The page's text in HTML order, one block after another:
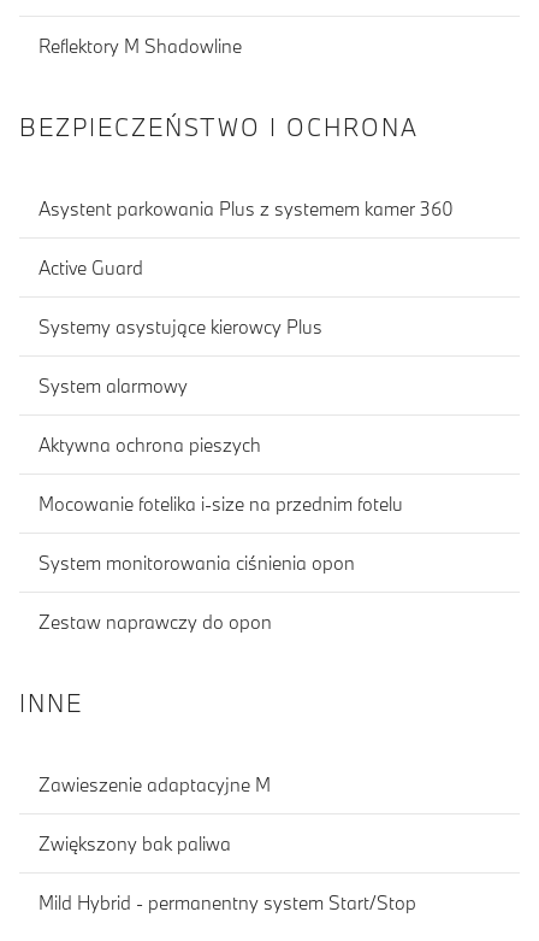
Reflektory M Shadowline
BEZPIECZEŃSTWO I OCHRONA
Asystent parkowania Plus z systemem kamer 360
Active Guard
Systemy asystujące kierowcy Plus
System alarmowy
Aktywna ochrona pieszych
Mocowanie fotelika i-size na przednim fotelu
System monitorowania ciśnienia opon
Zestaw naprawczy do opon
INNE
Zawieszenie adaptacyjne M
Zwiększony bak paliwa
Mild Hybrid - permanentny system Start/Stop